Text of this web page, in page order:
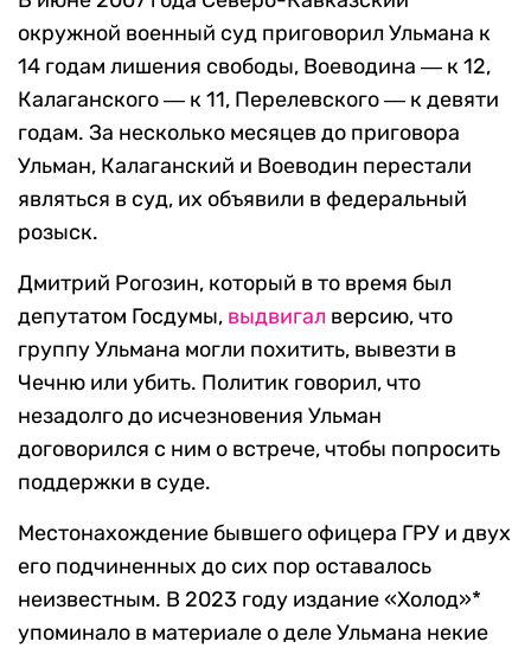
окружной военный суд приговорил Ульмана к
14 годам лишения свободы, Воеводина ― к 12,
Калаганского ― к 11, Перелевского ― к девяти
годам. За несколько месяцев до приговора
Ульман, Калаганский и Воеводин перестали
являться в суд, их объявили в федеральный
розыск.
Дмитрий Рогозин, который в то время был
депутатом Госдумы, выдвигал версию, что
группу Ульмана могли похитить, вывезти в
Чечню или убить. Политик говорил, что
незадолго до исчезновения Ульман
договорился с ним о встрече, чтобы попросить
поддержки в суде.
Местонахождение бывшего офицера ГРУ и двух
его подчиненных до сих пор оставалось
неизвестным. В 2023 году издание «Холод»*
упоминало в материале о деле Ульмана некие